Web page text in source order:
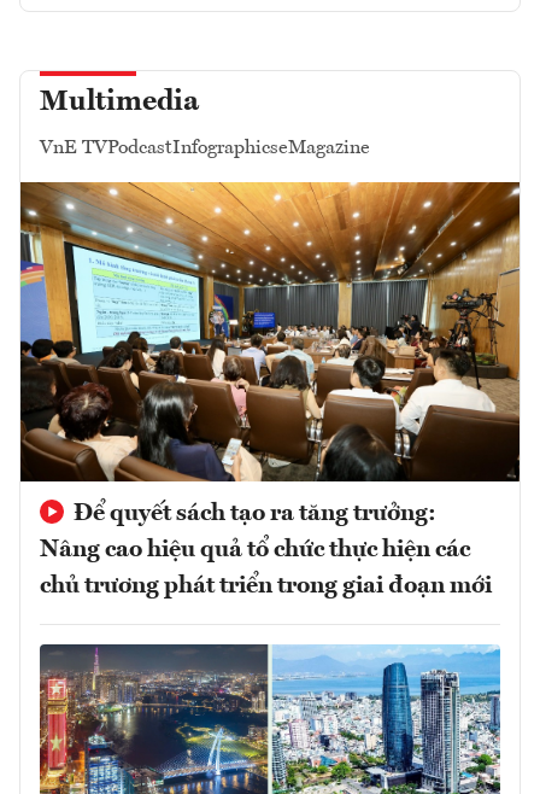
Multimedia
VnE TVPodcastInfographicseMagazine
Để quyết sách tạo ra tăng trưởng:
Nâng cao hiệu quả tổ chức thực hiện các
chủ trương phát triển trong giai đoạn mới